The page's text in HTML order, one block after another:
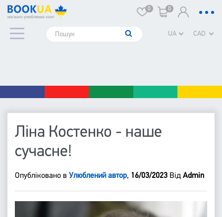
0 0
UA CAD
Ліна Костенко - наше
сучасне!
Опубліковано в Улюблений автор, 16/03/2023 Від Admin